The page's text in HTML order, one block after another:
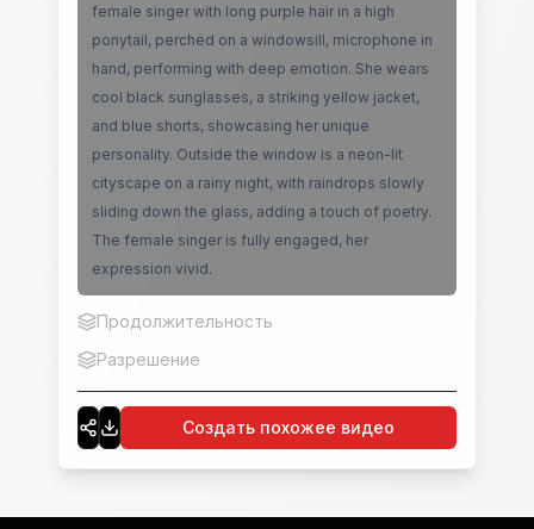
female singer with long purple hair in a high
ponytail, perched on a windowsill, microphone in
hand, performing with deep emotion. She wears
cool black sunglasses, a striking yellow jacket,
and blue shorts, showcasing her unique
personality. Outside the window is a neon-lit
cityscape on a rainy night, with raindrops slowly
sliding down the glass, adding a touch of poetry.
The female singer is fully engaged, her
expression vivid.
Продолжительность
Разрешение
Создать похожее видео